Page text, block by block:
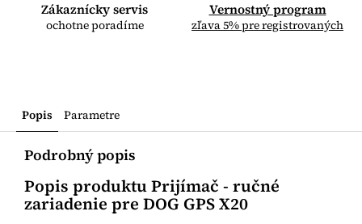
Zákaznícky servis
ochotne poradíme
Vernostný program
zľava 5% pre registrovaných
Popis Parametre
Podrobný popis
Popis produktu Prijímač - ručné
zariadenie pre DOG GPS X20